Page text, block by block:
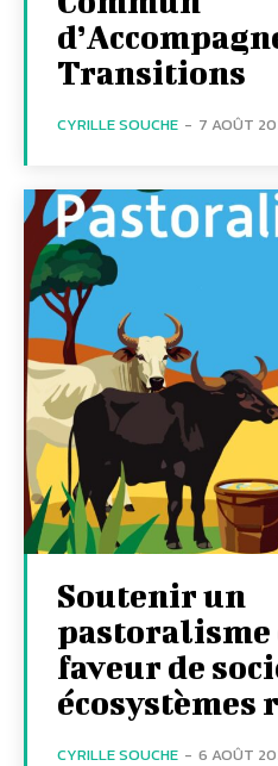
Transitions
CYRILLE SOUCHE - 7 AOÛT
Soutenir un
pastoralisme
faveur de
écosystèmes
CYRILLE SOUCHE - 6 AOÛT